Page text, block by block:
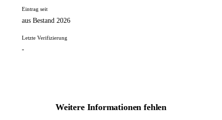
Eintrag seit
aus Bestand 2026
Letzte Verifizierung
-
Weitere Informationen fehlen